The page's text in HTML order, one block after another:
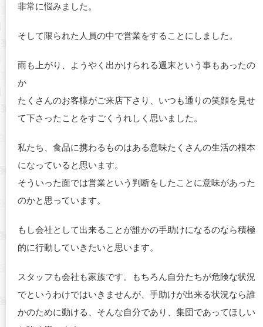
非常に悩みました。
そして限られた人員の中で営業をすることにしました。
雨も上がり、ようやく出かけられる週末という事もあったの
か
たくさんのお客様がご来店下さり、いつも通りの笑顔を見せ
て下さったことをすごくうれしく思いました。
私たち、食品に携わるものはある意味たくさんの生活の根本
になっていると思います。
そういった面では営業という判断をしたことに意味があった
のかと思っています。
もし会社として出来ることが誰かの手助けになるのなら積極
的に行動していきたいと思います。
スタッフも会社も家族です。もちろん自分たちが危険な状況
でというわけではいきませんが、手助けが出来る状況なら誰
かのために動ける、そんな自分であり、集団であってほしい